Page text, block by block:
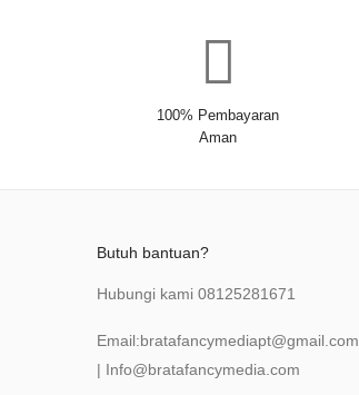
100% Pembayaran
Aman
Butuh bantuan?
Hubungi kami 08125281671
Email:bratafancymediapt@gmail.com
| Info@bratafancymedia .com